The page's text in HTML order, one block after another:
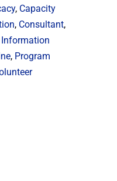
, Capacity
, Consultant,
Information
, Program